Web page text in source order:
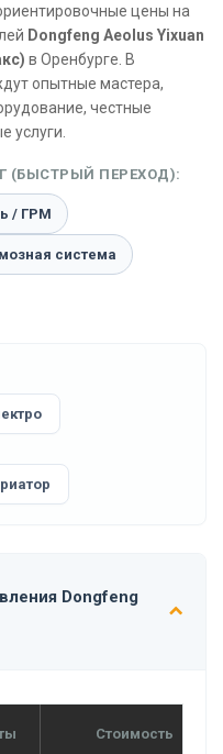
цены на
Dongfeng Aeolus Yixuan
в Оренбурге. В
опытные мастера,
честные
услуги.
(БЫСТРЫЙ ПЕРЕХОД):
/ ГРМ
система
Dongfeng
Стоимость